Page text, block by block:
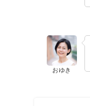
おゆき